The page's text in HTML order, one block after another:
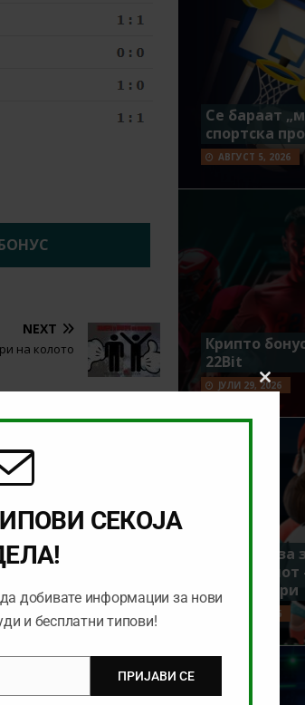
NEXT
на колото
Се бараат
спортска
АВГУСТ 5, 2026
Крипто
22Bit
ЈУЛИ 29, 2026
Идеално
Мундијалот
7500 денари
ЈУЛИ 15, 2026
Close
module
СЕКОЈА
добивате информации за нови
и бесплатни типови!
ПРИЈАВИ СЕ